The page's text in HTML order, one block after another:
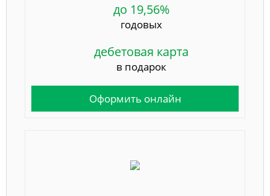
до 19,56%
годовых
дебетовая карта
в подарок
Оформить онлайн